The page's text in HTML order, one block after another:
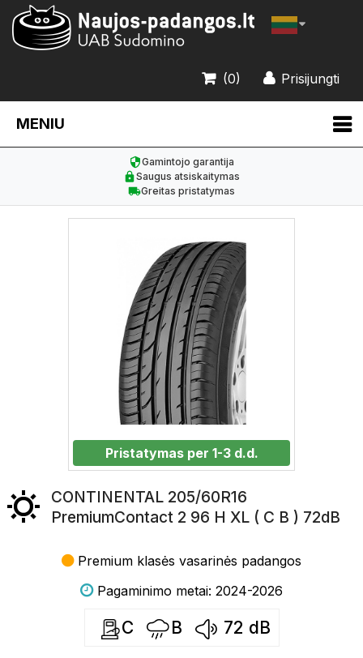
Prisijungti
(0)
MENIU
Gamintojo garantija
Saugus atsiskaitymas
Greitas pristatymas
Pristatymas per 1-3 d.d.
CONTINENTAL 205/60R16
PremiumContact 2 96 H XL ( C B ) 72dB
Premium klasės vasarinės padangos
Pagaminimo metai: 2024-2026
C B 72 dB